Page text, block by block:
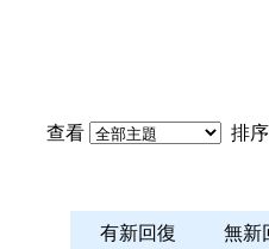
查看 排
有新回復 無